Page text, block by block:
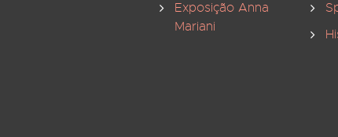
Exposição Anna
Mariani